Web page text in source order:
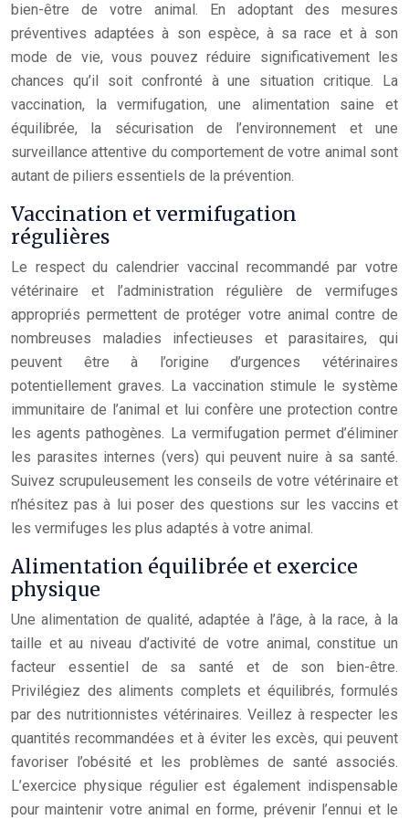
bien-être de votre animal. En adoptant des mesures
préventives adaptées à son espèce, à sa race et à son
mode de vie, vous pouvez réduire significativement les
chances qu’il soit confronté à une situation critique. La
vaccination, la vermifugation, une alimentation saine et
équilibrée, la sécurisation de l’environnement et une
surveillance attentive du comportement de votre animal sont
autant de piliers essentiels de la prévention.
Vaccination et vermifugation
régulières
Le respect du calendrier vaccinal recommandé par votre
vétérinaire et l’administration régulière de vermifuges
appropriés permettent de protéger votre animal contre de
nombreuses maladies infectieuses et parasitaires, qui
peuvent être à l’origine d’urgences vétérinaires
potentiellement graves. La vaccination stimule le système
immunitaire de l’animal et lui confère une protection contre
les agents pathogènes. La vermifugation permet d’éliminer
les parasites internes (vers) qui peuvent nuire à sa santé.
Suivez scrupuleusement les conseils de votre vétérinaire et
n’hésitez pas à lui poser des questions sur les vaccins et
les vermifuges les plus adaptés à votre animal.
Alimentation équilibrée et exercice
physique
Une alimentation de qualité, adaptée à l’âge, à la race, à la
taille et au niveau d’activité de votre animal, constitue un
facteur essentiel de sa santé et de son bien-être.
Privilégiez des aliments complets et équilibrés, formulés
par des nutritionnistes vétérinaires. Veillez à respecter les
quantités recommandées et à éviter les excès, qui peuvent
favoriser l’obésité et les problèmes de santé associés.
L’exercice physique régulier est également indispensable
pour maintenir votre animal en forme, prévenir l’ennui et le